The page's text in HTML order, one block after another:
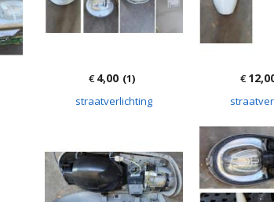
€4,00 (1)
straatverlichting
€